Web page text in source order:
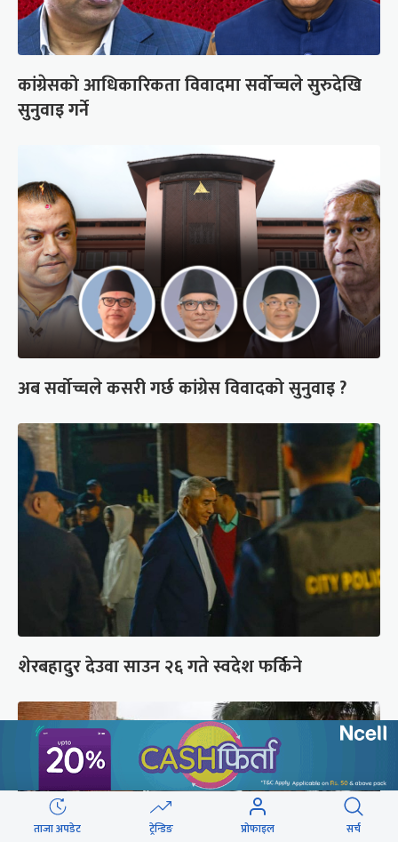
कांग्रेसको आधिकारिकता विवादमा सर्वोच्चले सुरुदेखि
सुनुवाइ गर्ने
अब सर्वोच्चले कसरी गर्छ कांग्रेस विवादको सुनुवाइ ?
शेरबहादुर देउवा साउन २६ गते स्वदेश फर्किने
ताजा अपडेट ट्रेन्डिङ प्रोफाइल सर्च